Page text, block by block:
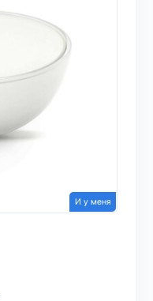
И у меня